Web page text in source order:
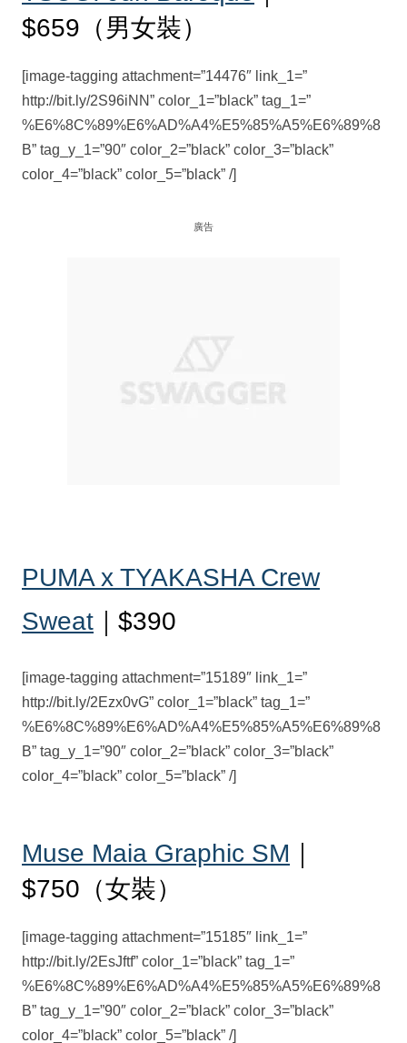
$659（男女裝）
[image-tagging attachment=”14476″ link_1=”
http://bit.ly/2S96iNN” color_1=”black” tag_1=”
%E6%8C%89%E6%AD%A4%E5%85%A5%E6%89%8
B” tag_y_1=”90″ color_2=”black” color_3=”black”
color_4=”black” color_5=”black” /]
廣告
PUMA x TYAKASHA Crew
Sweat ｜$390
[image-tagging attachment=”15189″ link_1=”
http://bit.ly/2Ezx0vG” color_1=”black” tag_1=”
%E6%8C%89%E6%AD%A4%E5%85%A5%E6%89%8
B” tag_y_1=”90″ color_2=”black” color_3=”black”
color_4=”black” color_5=”black” /]
Muse Maia Graphic SM
$750（女裝）
[image-tagging attachment=”15185″ link_1=”
http://bit.ly/2EsJftf” color_1=”black” tag_1=”
%E6%8C%89%E6%AD%A4%E5%85%A5%E6%89%8
B” tag_y_1=”90″ color_2=”black” color_3=”black”
color_4=”black” color_5=”black” /]